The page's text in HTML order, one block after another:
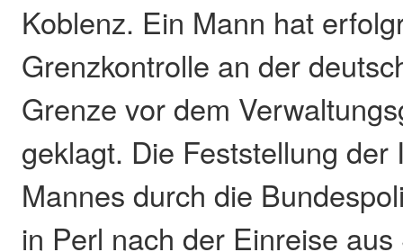
Koblenz. Ein Mann hat
Grenzkontrolle an der
Grenze vor dem
geklagt. Die Feststellung der
Mannes durch die
in Perl nach der Einreise